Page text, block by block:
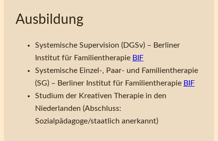
Ausbildung
Systemische Supervision (DGSv) – Berliner
Institut für Familientherapie BIF
Systemische Einzel-, Paar- und Familientherapie
(SG) – Berliner Institut für Familientherapie BIF
Studium der Kreativen Therapie in den
Niederlanden (Abschluss:
Sozialpädagoge/staatlich anerkannt)